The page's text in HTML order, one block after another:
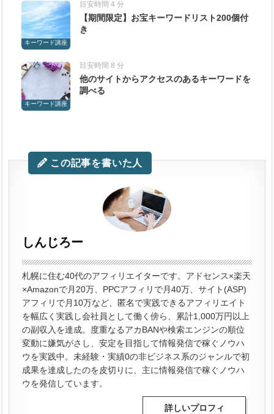
キーワード講座
目安時間 4 分
【期間限定】お宝キーワードリスト200個付
き
キーワード講座
目安時間 8 分
他のサイトからアクセスのあるキーワードを
調べる
この記事を書いた人
しんじろー
札幌に住む40代のアフィリエイターです。アドセンス×楽天
×Amazonで月20万、PPCアフィリで月40万、サイト(ASP)
アフィリで月10万など、匿名で実践できるアフィリエイト
を幅広く実践し会社員として働く傍ら、累計1,000万円以上
の副収入を達成。度重なるアカBANや検索エンジンの順位
変動に嫌気がさし、安定を目指して情報発信で稼ぐノウハ
ウを実践中。未経験・実績0の非ビジネス系のジャンルで初
成果を達成したのを皮切りに、主に情報発信で稼ぐノウハ
ウを発信しています。
詳しいプロフィ